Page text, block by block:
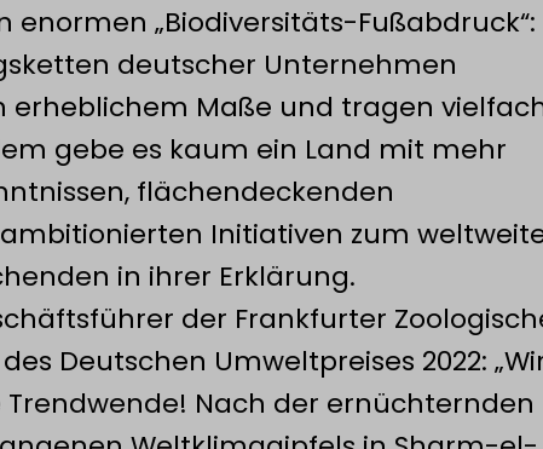
enormen „Biodiversitäts-Fußabdruck“:
deutscher Unternehmen
erheblichem Maße und tragen
gebe es kaum ein Land mit mehr
flächendeckenden
Initiativen zum
in ihrer Erklärung.
der Frankfurter
Deutschen Umweltpreises 2022:
Nach der ernüchternden